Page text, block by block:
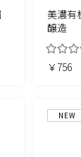
美濃有
醸造
￥756
NEW